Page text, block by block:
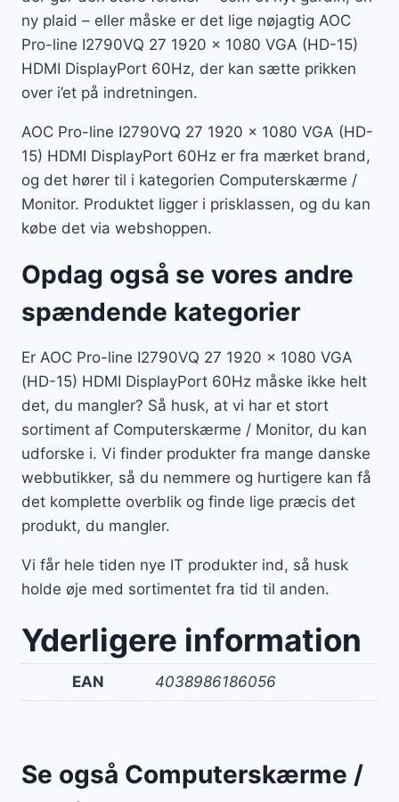
ny plaid – eller måske er det lige nøjagtig AOC
Pro-line I2790VQ 27 1920 x 1080 VGA (HD-15)
HDMI DisplayPort 60Hz, der kan sætte prikken
over i’et på indretningen.
AOC Pro-line I2790VQ 27 1920 x 1080 VGA (HD-
15) HDMI DisplayPort 60Hz er fra mærket brand,
og det hører til i kategorien Computerskærme /
Monitor. Produktet ligger i prisklassen, og du kan
købe det via webshoppen.
Opdag også se vores andre
spændende kategorier
Er AOC Pro-line I2790VQ 27 1920 x 1080 VGA
(HD-15) HDMI DisplayPort 60Hz måske ikke helt
det, du mangler? Så husk, at vi har et stort
sortiment af Computerskærme / Monitor, du kan
udforske i. Vi finder produkter fra mange danske
webbutikker, så du nemmere og hurtigere kan få
det komplette overblik og finde lige præcis det
produkt, du mangler.
Vi får hele tiden nye IT produkter ind, så husk
holde øje med sortimentet fra tid til anden.
Yderligere information
EAN 4038986186056
Se også Computerskærme /